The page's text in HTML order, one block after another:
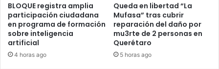
BLOQUE registra amplia
participación ciudadana
en programa de formación
sobre inteligencia
artificial
4 horas ago
Queda en libertad “La
Mufasa” tras cubrir
reparación del daño por
mu3rte de 2 personas en
Querétaro
5 horas ago